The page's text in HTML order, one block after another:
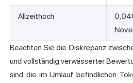
Allzeithoch
Beachten Sie die Diskrepanz
und vollständig verwässerter
sind die im Umlauf befindlichen